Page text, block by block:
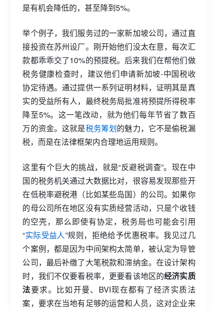
是有机会降低的，甚至降到5%。
举个例子，我们服务过的一家新加坡公司，通过直
接投资在苏州设厂。刚开始他们没太在意，每次汇
款都乖乖交了10%的预提税。后来我们在帮他们做
税务健康检查时，建议他们申请新加坡-中国税收
协定待遇。通过提供一系列证明材料，证明其是真
实的受益所有人，最终税务局批准将预提所得税率
降至5%。这一笔改动，就为他们每年节省了数百
万的资金。这就是税务筹划的魅力，它不是偷税漏
税，而是在法律框架内合理地运用规则。
这里有个巨大的挑战，就是“反避税调查”。现在中
国的税务机关通过大数据比对，很容易发现那些开
在低税率避税港（比如某些岛国）的公司。如果你
的母公司所在地区没有实质经营活动，只是个收钱
的空壳，那么即使有协定，税务局也可能会引用
“实际受益人”规则，拒绝给予优惠税率。我见过几
个案例，都是因为中间架构太简单，被认定为导管
公司，最后补缴了大笔税款和滞纳金。在设计架构
时，我们不仅要看税率，更要看该地区的经济实质
法要求。比如开曼、BVI现在都有了经济实质法
案，要求在当地有足够的运营和人员，这对企业来